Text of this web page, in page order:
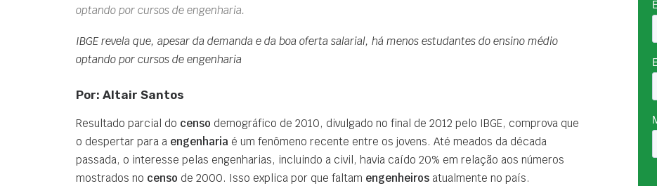
optando por cursos de engenharia.
IBGE revela que, apesar da demanda e da boa oferta salarial, há menos estudantes do ensino médio
optando por cursos de engenharia
Por: Altair Santos
Resultado parcial do censo demográfico de 2010, divulgado no final de 2012 pelo IBGE, comprova que
o despertar para a engenharia é um fenômeno recente entre os jovens. Até meados da década
passada, o interesse pelas engenharias, incluindo a civil, havia caído 20% em relação aos números
mostrados no censo de 2000. Isso explica por que faltam engenheiros atualmente no país.